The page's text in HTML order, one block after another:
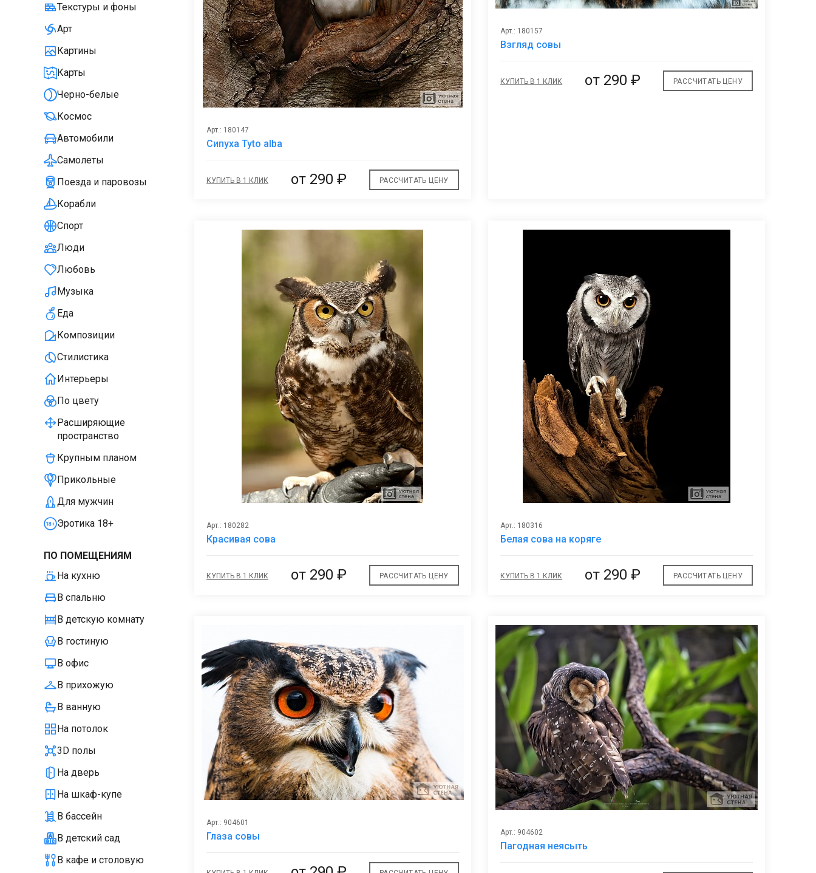
Текстуры и фоны
Арт
Картины
Карты
Черно-белые
Космос
Автомобили
Самолеты
Поезда и паровозы
Корабли
Спорт
Люди
Любовь
Музыка
Еда
Композиции
Стилистика
Интерьеры
По цвету
Расширяющие
пространство
Крупным планом
Прикольные
Для мужчин
Эротика 18+
ПО ПОМЕЩЕНИЯМ
На кухню
В спальню
В детскую комнату
В гостиную
В офис
В прихожую
В ванную
На потолок
3D полы
На дверь
На шкаф-купе
В бассейн
В детский сад
В кафе и столовую
Арт.: 180147
Сипуха Tyto alba
КУПИТЬ В 1 КЛИК от290 ₽ РАССЧИТАТЬ ЦЕНУ
Арт.: 180157
Взгляд совы
КУПИТЬ В 1 КЛИК от 290 ₽ РАССЧИТАТЬ ЦЕНУ
Арт.: 180282
Красивая сова
избранное
КУПИТЬ В 1 КЛИК от290 ₽ РАССЧИТАТЬ ЦЕНУ
Арт.: 180316
Белая сова на коряге
КУПИТЬ В 1 КЛИК от 290 ₽ РАССЧИТАТЬ ЦЕНУ
Арт.: 904601
Глаза совы
избранное
Арт.: 904602
Пагодная неясыть